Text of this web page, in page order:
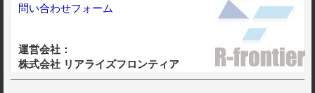
問い合わせフォーム
運営会社：
株式会社 リアライズフロンティア